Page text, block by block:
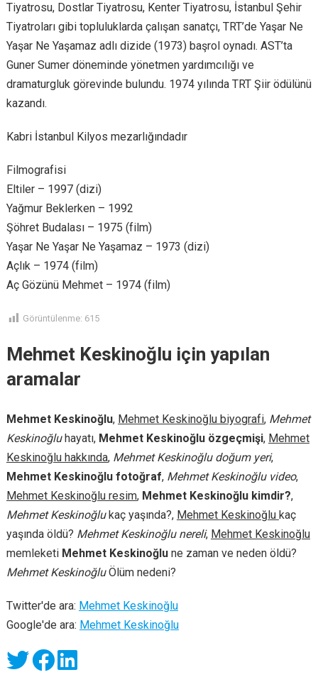
Tiyatrosu, Dostlar Tiyatrosu, Kenter Tiyatrosu, İstanbul Şehir
Tiyatroları gibi topluluklarda çalışan sanatçı, TRT’de Yaşar Ne
Yaşar Ne Yaşamaz adlı dizide (1973) başrol oynadı. AST’ta
Guner Sumer döneminde yönetmen yardımcılığı ve
dramaturgluk görevinde bulundu. 1974 yılında TRT Şiir ödülünü
kazandı.
Kabri İstanbul Kilyos mezarlığındadır
Filmografisi
Eltiler – 1997 (dizi)
Yağmur Beklerken – 1992
Şöhret Budalası – 1975 (film)
Yaşar Ne Yaşar Ne Yaşamaz – 1973 (dizi)
Açlık – 1974 (film)
Aç Gözünü Mehmet – 1974 (film)
Görüntülenme: 615
Mehmet Keskinoğlu için yapılan
aramalar
Mehmet Keskinoğlu, Mehmet Keskinoğlu biyografi, Mehmet
Keskinoğluhayatı, Mehmet Keskinoğlu özgeçmişi, Mehmet
Keskinoğlu hakkında, Mehmet Keskinoğlu doğum yeri,
Mehmet Keskinoğlu fotoğraf, Mehmet Keskinoğlu video,
Mehmet Keskinoğlu resim, Mehmet Keskinoğlu kimdir?,
Mehmet Keskinoğlukaç yaşında?, Mehmet Keskinoğlu kaç
yaşında öldü? Mehmet Keskinoğlu nereli, Mehmet Keskinoğlu
memleketi Mehmet Keskinoğlune zaman ve neden öldü?
Mehmet KeskinoğluÖlüm nedeni?
Twitter'de ara: Mehmet Keskinoğlu
Google'de ara: Mehmet Keskinoğlu